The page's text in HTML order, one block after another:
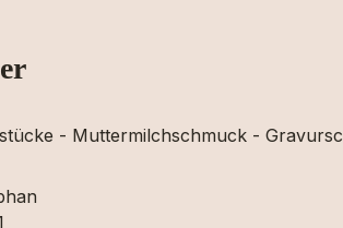
- Muttermilchschmuck -